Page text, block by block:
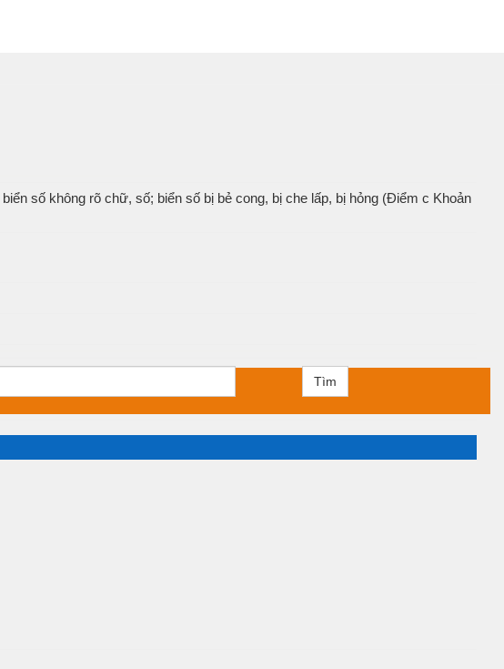
số không rõ chữ, số; biển số bị bẻ cong, bị che lấp, bị hỏng (Điểm c Khoản
Tìm